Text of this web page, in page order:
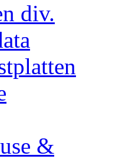
div.
&